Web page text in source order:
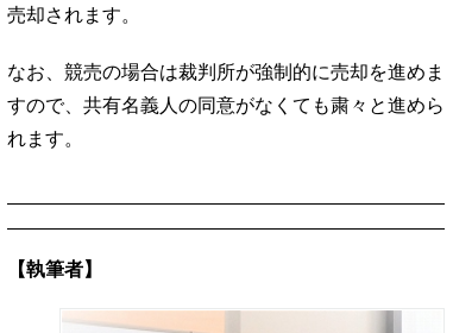
売却されます。
なお、競売の場合は裁判所が強制的に売却を進めま
すので、共有名義人の同意がなくても粛々と進めら
れます。
【執筆者】